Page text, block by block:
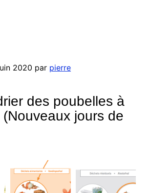
2020 par pierre
des poubelles à
(Nouveaux jours de